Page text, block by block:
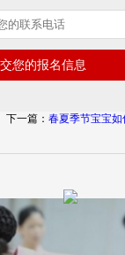
下一篇： 春夏季节宝宝如